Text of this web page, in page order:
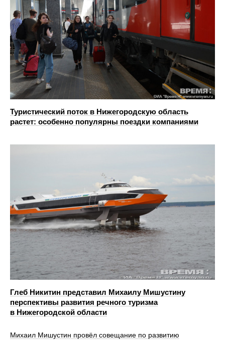
Туристический поток в Нижегородскую область
растет: особенно популярны поездки компаниями
Глеб Никитин представил Михаилу Мишустину
перспективы развития речного туризма
в Нижегородской области
Михаил Мишустин провёл совещание по развитию